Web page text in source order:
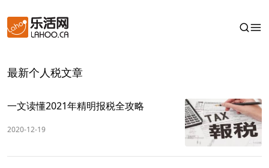
最新个人税文章
一文读懂2021年精明报税全攻略
2020-12-19